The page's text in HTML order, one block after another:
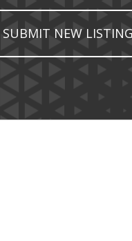
SUBMIT NEW LISTING